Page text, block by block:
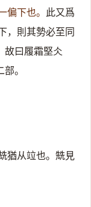
偏下也。 此又爲
，則其勢必至同
故曰履霜堅仌
。
猶从竝也。兟見